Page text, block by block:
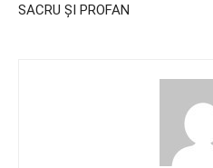
SACRU ȘI PROFAN